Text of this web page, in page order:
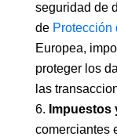
seguridad de
de Protección
Europea,
proteger los
las
comerciantes